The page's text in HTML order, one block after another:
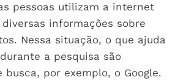
pessoas utilizam a internet
informações sobre
Nessa situação, o que ajuda
a pesquisa são
busca, por exemplo, o Google.